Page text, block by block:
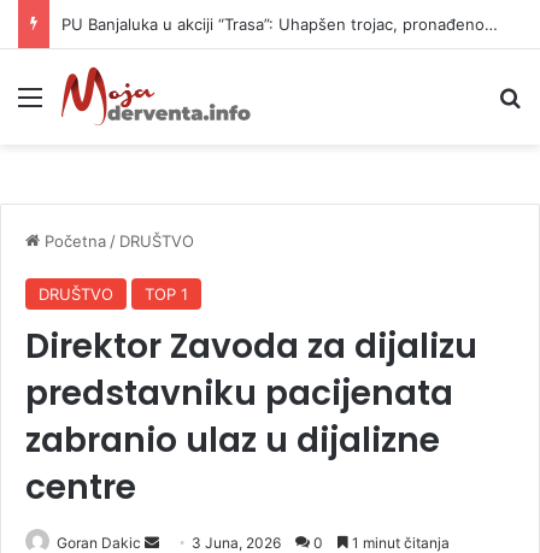
PU Banjaluka u akciji “Trasa”: Uhapšen trojac, pronađeno 14 automatskih pušaka (FOTO)
Meni
Početna / DRUŠTVO
DRUŠTVO TOP 1
Direktor Zavoda za dijalizu
predstavniku pacijenata
zabranio ulaz u dijalizne
centre
Goran Dakic 3 Juna, 2026 0 1 minut čitanja